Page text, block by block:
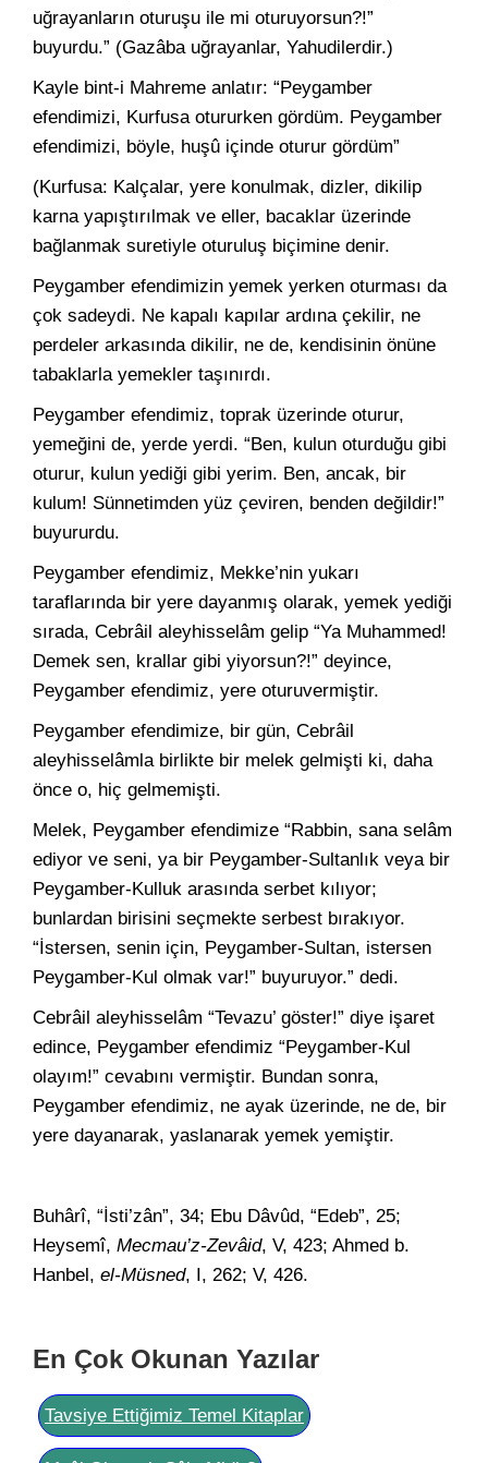
uğrayanların oturuşu ile mi oturuyorsun?!”
buyurdu.” (Gazâba uğrayanlar, Yahudilerdir.)
Kayle bint-i Mahreme anlatır: “Peygamber
efendimizi, Kurfusa otururken gördüm. Peygamber
efendimizi, böyle, huşû içinde oturur gördüm”
(Kurfusa: Kalçalar, yere konulmak, dizler, dikilip
karna yapıştırılmak ve eller, bacaklar üzerinde
bağlanmak suretiyle oturuluş biçimine denir.
Peygamber efendimizin yemek yerken oturması da
çok sadeydi. Ne kapalı kapılar ardına çekilir, ne
perdeler arkasında dikilir, ne de, kendisinin önüne
tabaklarla yemekler taşınırdı.
Peygamber efendimiz, toprak üzerinde oturur,
yemeğini de, yerde yerdi. “Ben, kulun oturduğu gibi
oturur, kulun yediği gibi yerim. Ben, ancak, bir
kulum! Sünnetimden yüz çeviren, benden değildir!”
buyururdu.
Peygamber efendimiz, Mekke’nin yukarı
taraflarında bir yere dayanmış olarak, yemek yediği
sırada, Cebrâil aleyhisselâm gelip “Ya Muhammed!
Demek sen, krallar gibi yiyorsun?!” deyince,
Peygamber efendimiz, yere oturuvermiştir.
Peygamber efendimize, bir gün, Cebrâil
aleyhisselâmla birlikte bir melek gelmişti ki, daha
önce o, hiç gelmemişti.
Melek, Peygamber efendimize “Rabbin, sana selâm
ediyor ve seni, ya bir Peygamber-Sultanlık veya bir
Peygamber-Kulluk arasında serbet kılıyor;
bunlardan birisini seçmekte serbest bırakıyor.
“İstersen, senin için, Peygamber-Sultan, istersen
Peygamber-Kul olmak var!” buyuruyor.” dedi.
Cebrâil aleyhisselâm “Tevazu’ göster!” diye işaret
edince, Peygamber efendimiz “Peygamber-Kul
olayım!” cevabını vermiştir. Bundan sonra,
Peygamber efendimiz, ne ayak üzerinde, ne de, bir
yere dayanarak, yaslanarak yemek yemiştir.
Buhârî, “İsti’zân”, 34; Ebu Dâvûd, “Edeb”, 25;
Heysemî, Mecmau’z-Zevâid, V, 423; Ahmed b.
Hanbel, el-Müsned, I, 262; V, 426.
En Çok Okunan Yazılar
Tavsiye Ettiğimiz Temel Kitaplar